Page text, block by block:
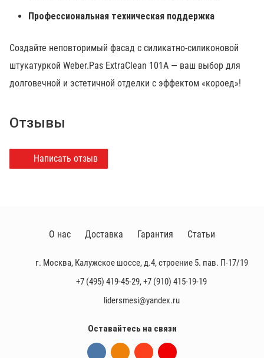
Профессиональная техническая поддержка
Создайте неповторимый фасад с силикатно-силиконовой
штукатуркой Weber.Pas ExtraClean 101А — ваш выбор для
долговечной и эстетичной отделки с эффектом «короед»!
Отзывы
Написать отзыв
г. Москва, Калужское шоссе, д.4, строение 5. пав. П-17/19
+7 (495) 419-45-29,+7 (910) 415-19-19
lidersmesi@yandex.ru
О нас Доставка Гарантия Статьи
Оставайтесь на связи